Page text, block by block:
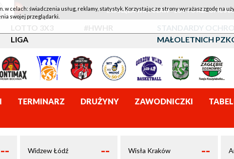
1KS ŚLĘZA WROCŁAW - LOTTO AZS UMCS
LOTTO 3X3
LIGA
#HWHR
STANDARDY
MAŁOLETNICH
TERMINARZ DRUŻYNY ZAWODNICZKI
-- Widzew Łódź -- Wisła Kraków --
w celach: świadczenia usług, reklamy, statystyk. Korzystając ze strony wyrażasz zgodę na
swojej przeglądarki.